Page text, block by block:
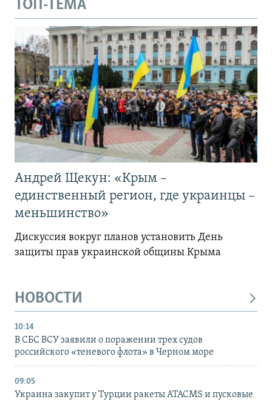
ТОП-ТЕМА
Андрей Щекун: «Крым –
единственный регион, где украинцы –
меньшинство»
Дискуссия вокруг планов установить День
защиты прав украинской общины Крыма
НОВОСТИ
10:14
В СБС ВСУ заявили о поражении трех судов
российского «теневого флота» в Черном море
09:05
Украина закупит у Турции ракеты ATACMS и пусковые